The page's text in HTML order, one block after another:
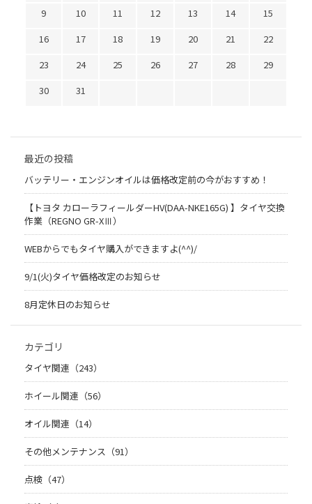
9
10 11 12 13 14
15
16
17 18 19 20 21
22
23
24 25 26 27 28
29
30
31
最近の投稿
バッテリー・エンジンオイルは価格改定前の今がおすすめ！
【トヨタ カローラフィールダーHV(DAA-NKE165G) 】タイヤ交換
作業（REGNO GR-XⅢ）
WEBからでもタイヤ購入ができますよ(^^)/
9/1(火)タイヤ価格改定のお知らせ
8月定休日のお知らせ
カテゴリ
タイヤ関連（243）
ホイール関連（56）
オイル関連（14）
その他メンテナンス（91）
点検（47）